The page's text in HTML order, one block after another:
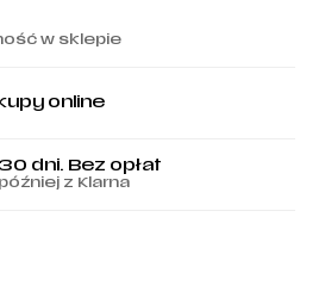
w sklepie
online
dni. Bez opłat
z Klarna